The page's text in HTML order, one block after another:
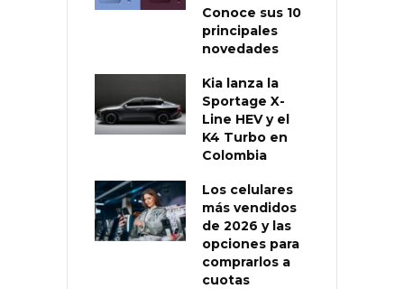
Conoce sus 10
principales
novedades
Kia lanza la
Sportage X-
Line HEV y el
K4 Turbo en
Colombia
Los celulares
más vendidos
de 2026 y las
opciones para
comprarlos a
cuotas